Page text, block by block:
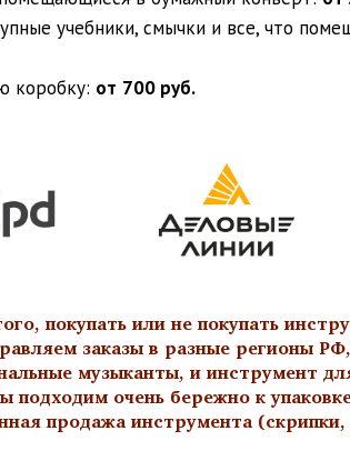
учебники, смычки и все, что
коробку: от 700 руб.
покупать или не покупать
заказы в разные регионы
музыканты, и инструмент
очень бережно к
продажа инструмента